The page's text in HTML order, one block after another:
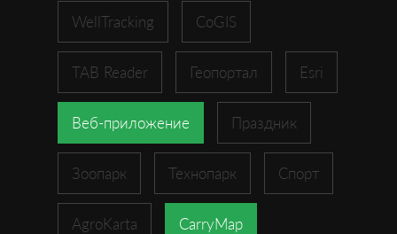
WellTracking CoGIS
TAB Reader Геопортал Esri
Веб-приложение Праздник
Зоопарк Технопарк Спорт
AgroKarta CarryMap